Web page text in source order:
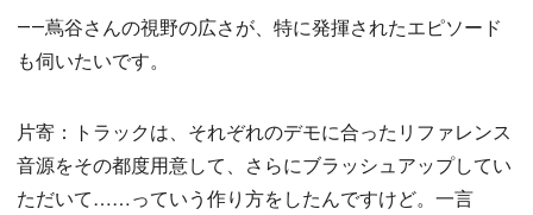
――蔦谷さんの視野の広さが、特に発揮されたエピソード
も伺いたいです。
片寄：トラックは、それぞれのデモに合ったリファレンス
音源をその都度用意して、さらにブラッシュアップしてい
ただいて……っていう作り方をしたんですけど。一言